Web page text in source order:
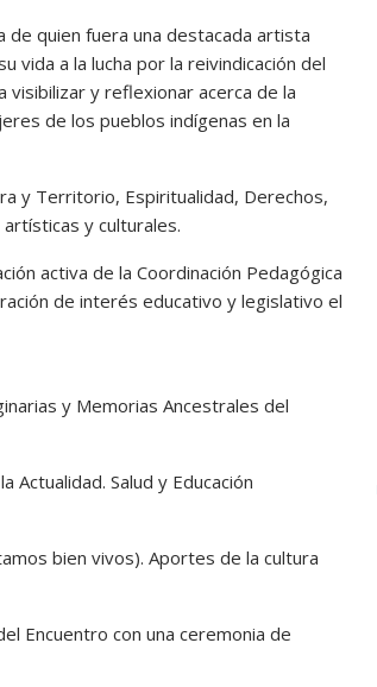
quien fuera una destacada artista
vida a la lucha por la reivindicación del
visibilizar y reflexionar acerca de la
de los pueblos indígenas en la
y Territorio, Espiritualidad, Derechos,
y culturales.
activa de la Coordinación Pedagógica
de interés educativo y legislativo el
y Memorias Ancestrales del
Salud y Educación
bien vivos). Aportes de la cultura
Encuentro con una ceremonia de